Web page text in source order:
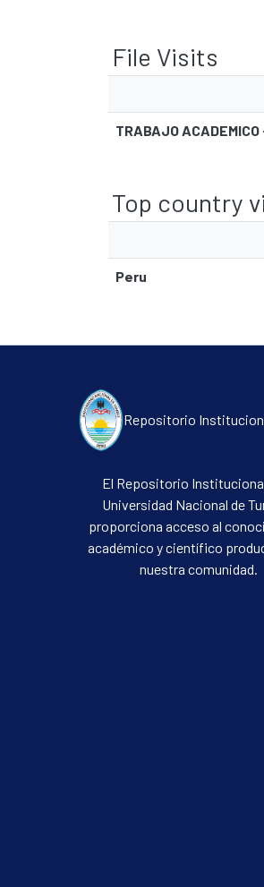
File Visits
TRABAJO
Top country
Peru
Repositorio
El Repositorio
Universidad Nacional de
proporciona acceso al
académico y científico
nuestra comunidad.